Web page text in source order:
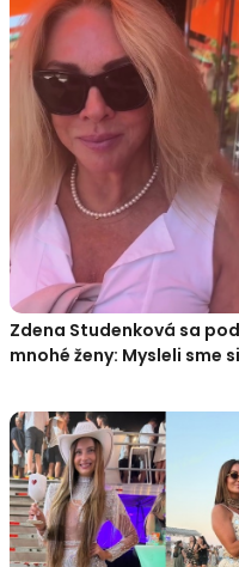
Zdena Studenková sa
mnohé ženy: Mysleli sme